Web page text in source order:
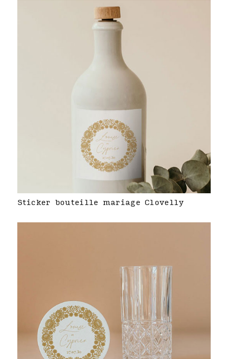
Sticker bouteille mariage Clovelly